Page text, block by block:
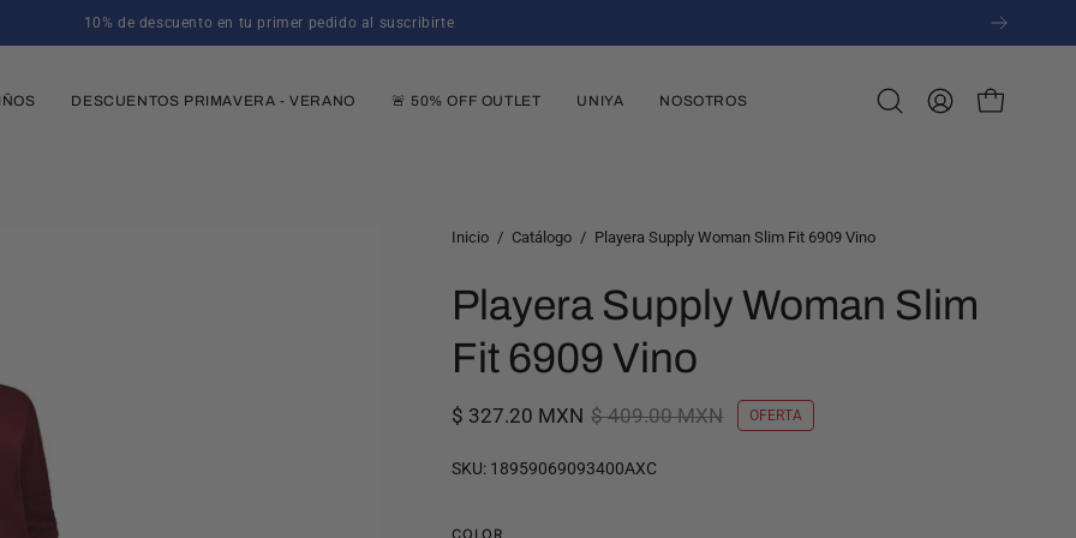
10% de descuento en tu primer pedido al suscribirte
DESCUENTOS PRIMAVERA - VERANO 🚨 50% OFF OUTLET UNIYA NOSOTROS
Abrir
MI
CARRO
Inicio / Catálogo / Playera Supply Woman Slim Fit 6909 Vino
Playera Supply Woman Slim
Fit 6909 Vino
$ 327.20 MXN $ 409.00 MXN OFERTA
SKU: 18959069093400AXC
COLOR